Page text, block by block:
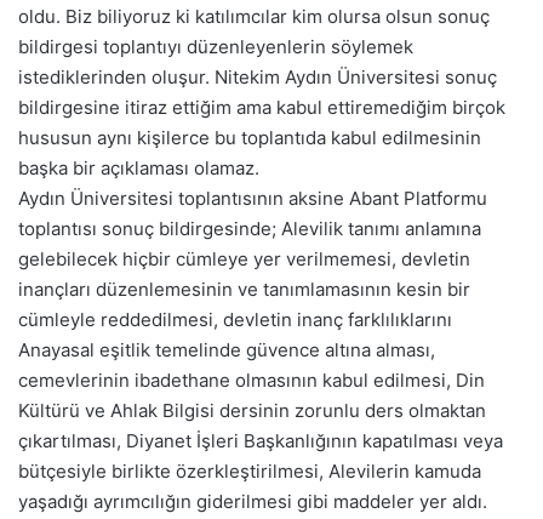
oldu. Biz biliyoruz ki katılımcılar kim olursa olsun sonuç
bildirgesi toplantıyı düzenleyenlerin söylemek
istediklerinden oluşur. Nitekim Aydın Üniversitesi sonuç
bildirgesine itiraz ettiğim ama kabul ettiremediğim birçok
hususun aynı kişilerce bu toplantıda kabul edilmesinin
başka bir açıklaması olamaz.
Aydın Üniversitesi toplantısının aksine Abant Platformu
toplantısı sonuç bildirgesinde; Alevilik tanımı anlamına
gelebilecek hiçbir cümleye yer verilmemesi, devletin
inançları düzenlemesinin ve tanımlamasının kesin bir
cümleyle reddedilmesi, devletin inanç farklılıklarını
Anayasal eşitlik temelinde güvence altına alması,
cemevlerinin ibadethane olmasının kabul edilmesi, Din
Kültürü ve Ahlak Bilgisi dersinin zorunlu ders olmaktan
çıkartılması, Diyanet İşleri Başkanlığının kapatılması veya
bütçesiyle birlikte özerkleştirilmesi, Alevilerin kamuda
yaşadığı ayrımcılığın giderilmesi gibi maddeler yer aldı.